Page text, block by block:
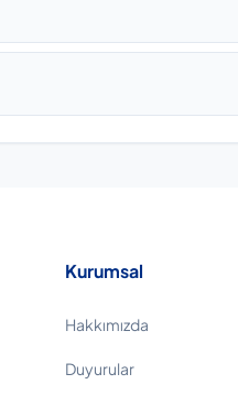
Kurumsal
Hakkımızda
Duyurular